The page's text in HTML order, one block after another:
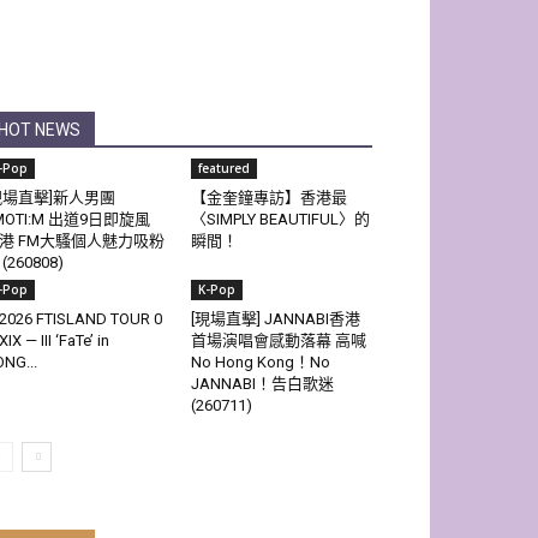
HOT NEWS
Pop
場直擊]新人男團
出道9日即旋風
FM大騷個人魅力吸粉
featured
【金奎鐘專訪】香港最
〈SIMPLY BEAUTIFUL〉的
瞬間！
Pop
2026 FTISLAND TOUR 0
— III ‘FaTe’ in
K-Pop
[現場直擊] JANNABI香港
首場演唱會感動落幕 高喊
No Hong Kong！No
JANNABI！告白歌迷
(260711)